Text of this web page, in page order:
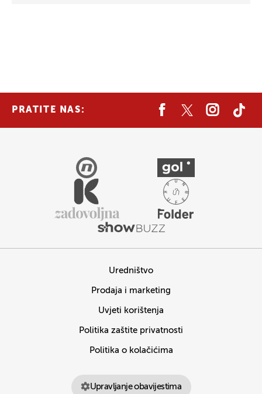
PRATITE NAS:
Uredništvo
Prodaja i marketing
Uvjeti korištenja
Politika zaštite privatnosti
Politika o kolačićima
Upravljanje obavijestima